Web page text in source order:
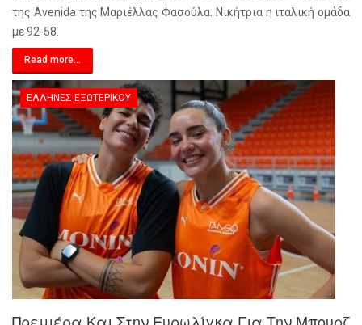
της Avenida της Μαριέλλας Φασούλα. Νικήτρια η ιταλική ομάδα
με 92-58.
Read more...
ΈΛΛΗΝΕΣ ΕΞΩΤΕΡΙΚΟΎ